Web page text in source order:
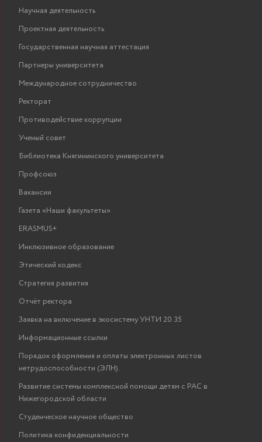
Научная деятельность
Проектная деятельность
Государственная научная аттестация
Партнеры университета
Международное сотрудничество
Ректорат
Противодействие коррупции
Ученый совет
Библиотека Княгининского университета
Профсоюз
Вакансии
Газета «Наши факультеты»
ERASMUS+
Инклюзивное образование
Этический кодекс
Стратегия развития
Отчёт ректора
Заявка на включение в экосистему УНТИ 20.35
Информационные ссылки
Порядок оформления и оплаты электронных листов
нетрудоспособности (ЭЛН).
Развитие системы комплексной помощи детям с РАС в
Нижегородской области
Студенческое научное общество
Политика конфиденциальности